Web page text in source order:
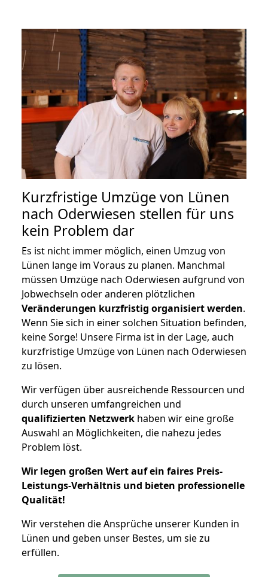
Kurzfristige Umzüge von Lünen
nach Oderwiesen stellen für uns
kein Problem dar
Es ist nicht immer möglich, einen Umzug von
Lünen lange im Voraus zu planen. Manchmal
müssen Umzüge nach Oderwiesen aufgrund von
Jobwechseln oder anderen plötzlichen
Veränderungen kurzfristig organisiert werden.
Wenn Sie sich in einer solchen Situation befinden,
keine Sorge! Unsere Firma ist in der Lage, auch
kurzfristige Umzüge von Lünen nach Oderwiesen
zu lösen.
Wir verfügen über ausreichende Ressourcen und
durch unseren umfangreichen und
qualifizierten Netzwerk haben wir eine große
Auswahl an Möglichkeiten, die nahezu jedes
Problem löst.
Wir legen großen Wert auf ein faires Preis-
Leistungs-Verhältnis und bieten professionelle
Qualität!
Wir verstehen die Ansprüche unserer Kunden in
Lünen und geben unser Bestes, um sie zu
erfüllen.